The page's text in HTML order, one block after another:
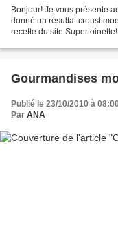
Bonjour! Je vous présente
donné un résultat croust
recette du site
Gourmandises
Publié le 23/10/2010 à
Par ANA